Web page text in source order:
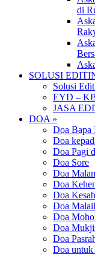
di
SOLUSI
Solusi
EYD –
JASA
DOA »
Doa Bapa
Doa
Doa Pagi
Doa Sore
Doa
Doa
Doa
Doa
Doa
Doa
Doa
Doa